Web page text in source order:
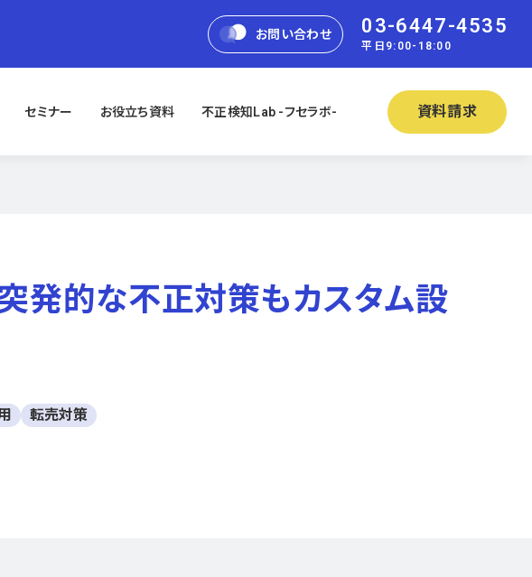
お問い合わせ 03-6447-4535
平日9:00-18:00
セミナー お役立ち資料 不正検知Lab -フセラボ- 資料請求
突発的な不正対策もカスタム設
転売対策